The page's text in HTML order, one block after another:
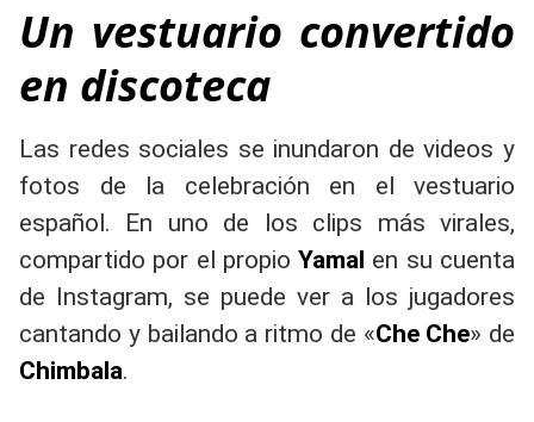
Un vestuario convertido
en discoteca
Las redes sociales se inundaron de videos y
fotos de la celebración en el vestuario
español. En uno de los clips más virales,
compartido por el propioYamal en su cuenta
de Instagram, se puede ver a los jugadores
cantando y bailando a ritmo de «Che Che» de
Chimbala.